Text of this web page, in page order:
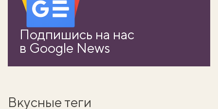
Подпишись на нас
в Google News
Вкусные теги